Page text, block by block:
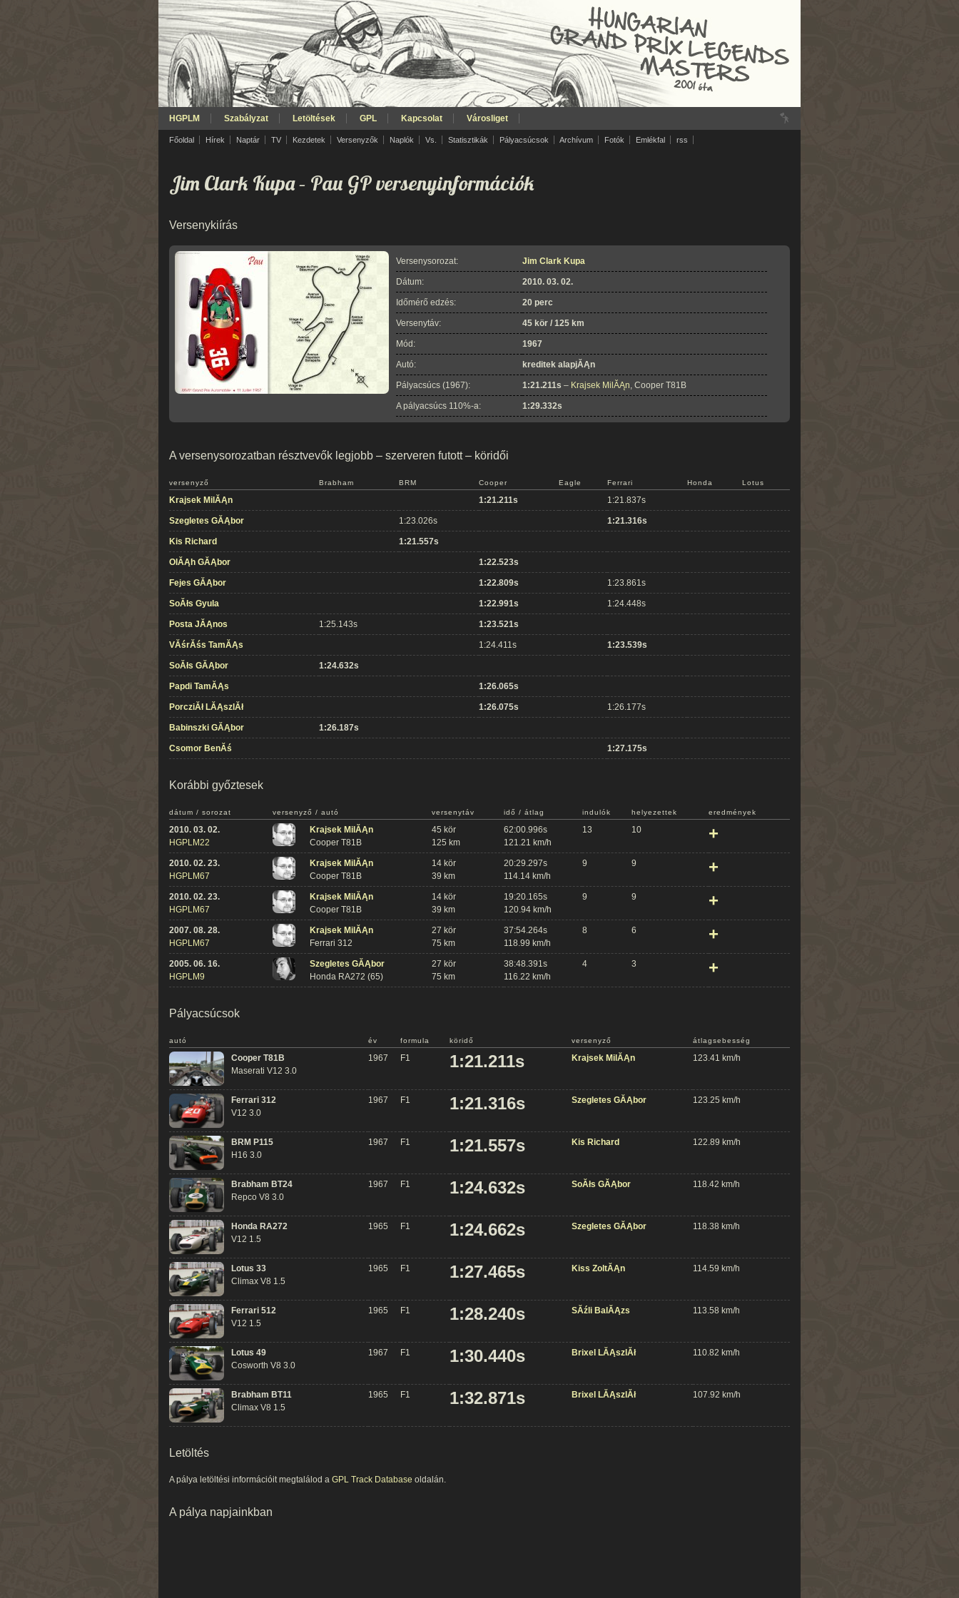
HGPLM Szabályzat Letöltések GPL Kapcsolat Városliget
Főoldal Hírek Naptár TV Kezdetek Versenyzők Naplók Vs. Statisztikák Pályacsúcsok Archívum Fotók Emlékfal rss
Jim Clark Kupa– Pau GP versenyinformációk
Versenykiírás
Versenysorozat: Jim Clark Kupa
Dátum: 2010. 03. 02.
Időmérő edzés: 20 perc
Versenytáv: 45 kör / 125 km
Mód: 1967
Autó: kreditek alapjĂĄn
Pályacsúcs (1967): 1:21.211s – Krajsek MilĂĄn, Cooper T81B
A pályacsúcs 110%-a: 1:29.332s
A versenysorozatban résztvevők legjobb – szerveren futott – köridői
versenyző Brabham BRM Cooper Eagle Ferrari Honda Lotus
Krajsek MilĂĄn 1:21.211s 1:21.837s
Szegletes GĂĄbor 1:23.026s 1:21.316s
Kis Richard 1:21.557s
OlĂĄh GĂĄbor 1:22.523s
Fejes GĂĄbor 1:22.809s 1:23.861s
SoĂłs Gyula 1:22.991s 1:24.448s
Posta JĂĄnos 1:25.143s 1:23.521s
VĂśrĂśs TamĂĄs 1:24.411s 1:23.539s
SoĂłs GĂĄbor 1:24.632s
Papdi TamĂĄs 1:26.065s
PorcziĂł LĂĄszlĂł 1:26.075s 1:26.177s
Babinszki GĂĄbor 1:26.187s
Csomor BenĂś 1:27.175s
Korábbi győztesek
dátum / sorozat versenyző / autó versenytáv idő / átlag indulók helyezettek eredmények
2010. 03. 02.
HGPLM22
Krajsek MilĂĄn
Cooper T81B
45 kör
125 km
62:00.996s
121.21 km/h
13 10 +
2010. 02. 23.
HGPLM67
Krajsek MilĂĄn
Cooper T81B
14 kör
39 km
20:29.297s
114.14 km/h
9 9 +
2010. 02. 23.
HGPLM67
Krajsek MilĂĄn
Cooper T81B
14 kör
39 km
19:20.165s
120.94 km/h
9 9 +
2007. 08. 28.
HGPLM67
Krajsek MilĂĄn
Ferrari 312
27 kör
75 km
37:54.264s
118.99 km/h
8 6 +
2005. 06. 16.
HGPLM9
Szegletes GĂĄbor
Honda RA272 (65)
27 kör
75 km
38:48.391s
116.22 km/h
4 3 +
Pályacsúcsok
autó év formula köridő versenyző átlagsebesség
Cooper T81B
Maserati V12 3.0
1967 F1 1:21.211s Krajsek MilĂĄn 123.41 km/h
Ferrari 312
V12 3.0
1967 F1 1:21.316s Szegletes GĂĄbor 123.25 km/h
BRM P115
H16 3.0
1967 F1 1:21.557s Kis Richard 122.89 km/h
Brabham BT24
Repco V8 3.0
1967 F1 1:24.632s SoĂłs GĂĄbor 118.42 km/h
Honda RA272
V12 1.5
1965 F1 1:24.662s Szegletes GĂĄbor 118.38 km/h
Lotus 33
Climax V8 1.5
1965 F1 1:27.465s Kiss ZoltĂĄn 114.59 km/h
Ferrari 512
V12 1.5
1965 F1 1:28.240s SĂźli BalĂĄzs 113.58 km/h
Lotus 49
Cosworth V8 3.0
1967 F1 1:30.440s Brixel LĂĄszlĂł 110.82 km/h
Brabham BT11
Climax V8 1.5
1965 F1 1:32.871s Brixel LĂĄszlĂł 107.92 km/h
Letöltés
A pálya letöltési információit megtalálod a GPL Track Database oldalán.
A pálya napjainkban